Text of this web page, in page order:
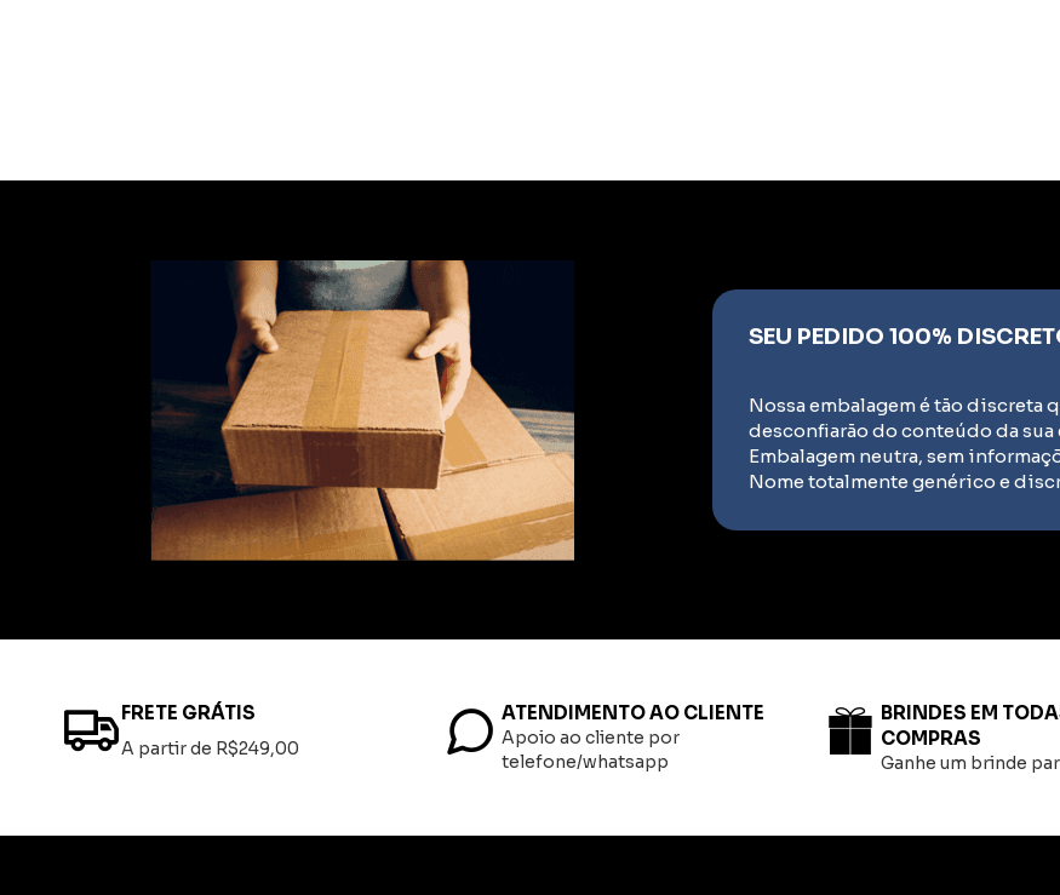
SEU PEDIDO 100%
Nossa embalagem é tão discreta
desconfiarão do conteúdo da sua
Embalagem neutra, sem
Nome totalmente genérico e
FRETE GRÁTIS
A partir de R$249,00
ATENDIMENTO AO CLIENTE
Apoio ao cliente por
telefone/whatsapp
BRINDES EM
COMPRAS
Ganhe um brinde